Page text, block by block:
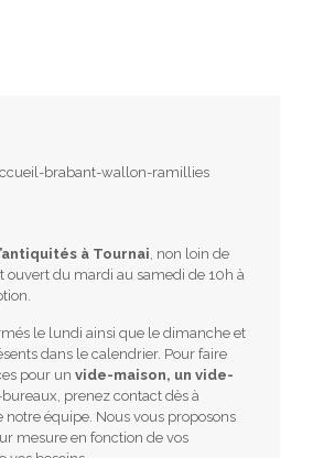
à Tournai , non loin de
ouvert du mardi au samedi de 10h à
le lundi ainsi que le dimanche et
dans le calendrier. Pour faire
pour un vide-maison, un vide-
prenez contact dès à
notre équipe. Nous vous proposons
mesure en fonction de vos